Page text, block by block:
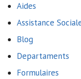
Aides
Assistance
Blog
Departaments
Formulaires